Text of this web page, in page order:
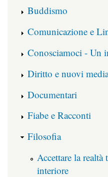
Buddismo
Comunicazione e
Conosciamoci - Un
Diritto e nuovi
Documentari
Fiabe e Racconti
Filosofia
Accettare la
interiore